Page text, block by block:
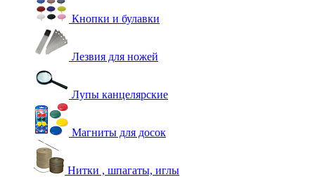
Кнопки и булавки
Лезвия для ножей
Лупы канцелярские
Магниты для досок
Нитки , шпагаты, иглы